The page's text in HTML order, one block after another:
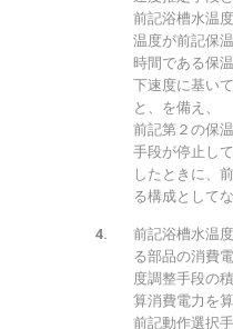
前記浴槽水温
温度が前記保
時間である保
下速度に基い
と、を備え、
前記第２の保
手段が停止し
したときに、
る構成として
前記浴槽水温
る部品の消費
度調整手段の
算消費電力を
前記動作選択